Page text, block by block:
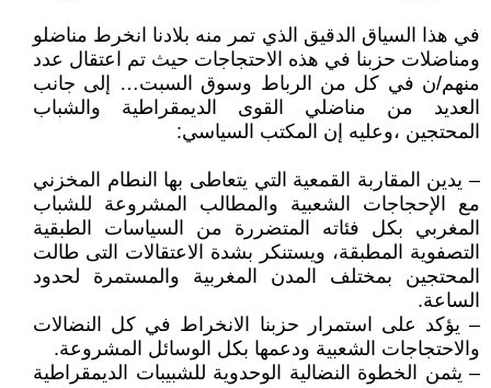
في هذا السياق الدقيق الذي تمر منه بلادنا انخرط مناضلو
ومناضلات حزبنا في هذه الاحتجاجات حيث تم اعتقال عدد
منهم/ن في كل من الرباط وسوق السبت… إلى جانب
العديد من مناضلي القوى الديمقراطية والشباب
المحتجين ،وعليه إن المكتب السياسي:
– يدين المقاربة القمعية التي يتعاطى بها النطام المخزني
مع الإحجاجات الشعبية والمطالب المشروعة للشباب
المغربي بكل فئاته المتضررة من السياسات الطبقية
التصفوية المطبقة، ويستنكر بشدة الاعتقالات التى طالت
المحتجين بمختلف المدن المغربية والمستمرة لحدود
الساعة.
– يؤكد على استمرار حزبنا الانخراط في كل النضالات
والاحتجاجات الشعبية ودعمها بكل الوسائل المشروعة.
– يثمن الخطوة النضالية الوحدوية للشبيبات الديمقراطية